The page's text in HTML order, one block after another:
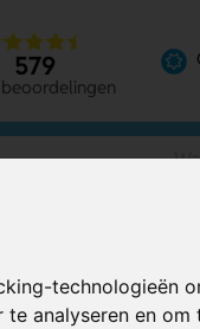
technologieën
analyseren en
579